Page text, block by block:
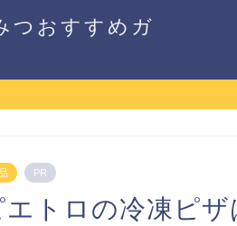
つおすすめガ
PR
エトロの冷凍ピ